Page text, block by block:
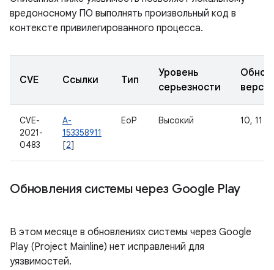
вредоносному ПО выполнять произвольный код в
контексте привилегированного процесса.
CVE Ссылки Тип
Уровень
серьезности
CVE-
2021-
0483
A-
153358911
[2]
EoP Высокий 10, 11
Обновления системы через Google Play
В этом месяце в обновлениях системы через Google
Play (Project Mainline) нет исправлений для
уязвимостей.